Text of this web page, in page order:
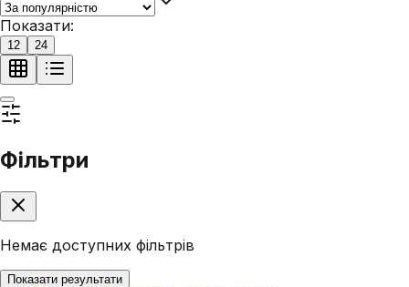
Показати:
12 24
Фільтри
Немає доступних фільтрів
Показати результати